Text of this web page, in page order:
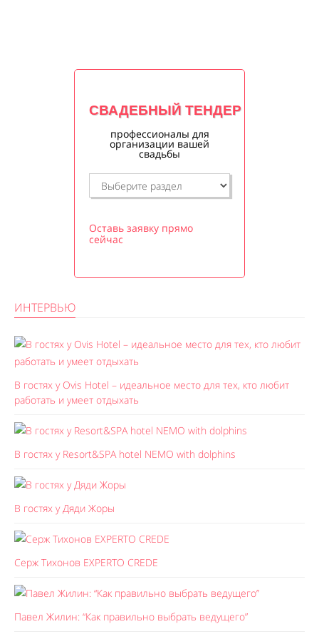
СВАДЕБНЫЙ ТЕНДЕР
профессионалы для
организации вашей
свадьбы
Оставь заявку прямо
сейчас
ИНТЕРВЬЮ
В гостях у Ovis Hotel – идеальное место для тех, кто любит
работать и умеет отдыхать
В гостях у Resort&SPA hotel NEMO with dolphins
В гостях у Дяди Жоры
Серж Тихонов EXPERTO CREDE
Павел Жилин: “Как правильно выбрать ведущего”